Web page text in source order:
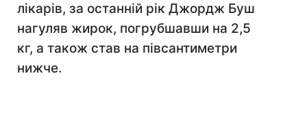
лікарів, за останній рік Джордж Буш
нагуляв жирок, погрубшавши на 2,5
кг, а також став на півсантиметри
нижче.